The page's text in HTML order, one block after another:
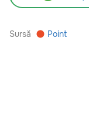
Sursă Point